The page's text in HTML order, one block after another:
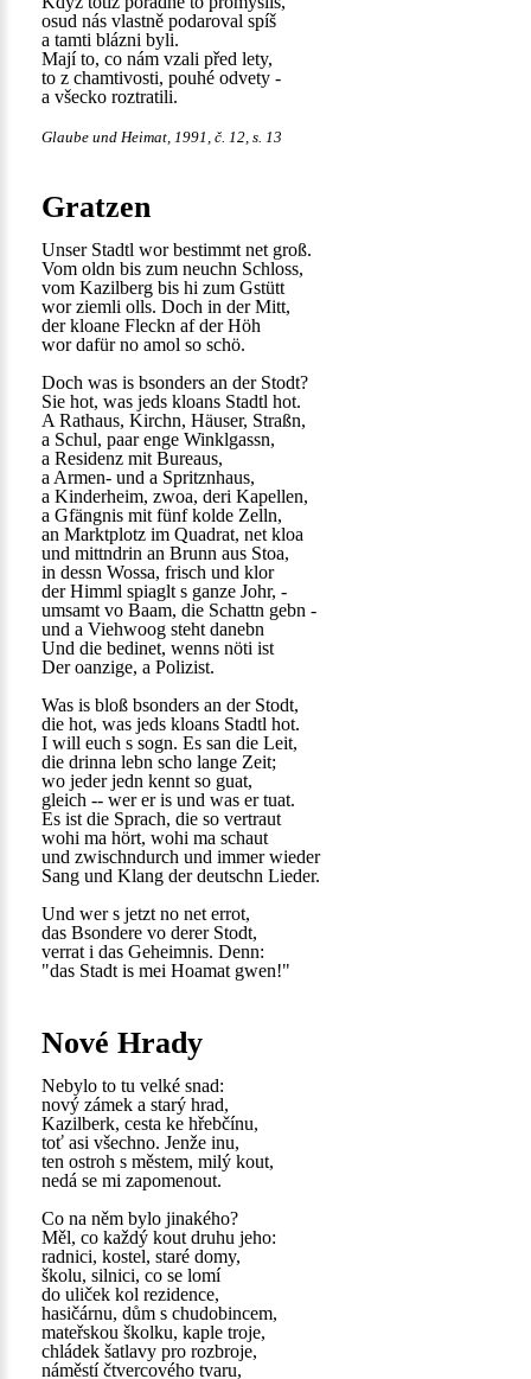
osud nás vlastně podaroval spíš
a tamti blázni byli.
Mají to, co nám vzali před lety,
to z chamtivosti, pouhé odvety -
a všecko roztratili.
Glaube und Heimat, 1991, č. 12, s. 13
Gratzen
Unser Stadtl wor bestimmt net groß.
Vom oldn bis zum neuchn Schloss,
vom Kazilberg bis hi zum Gstütt
wor ziemli olls. Doch in der Mitt,
der kloane Fleckn af der Höh
wor dafür no amol so schö.
Doch was is bsonders an der Stodt?
Sie hot, was jeds kloans Stadtl hot.
A Rathaus, Kirchn, Häuser, Straßn,
a Schul, paar enge Winklgassn,
a Residenz mit Bureaus,
a Armen- und a Spritznhaus,
a Kinderheim, zwoa, deri Kapellen,
a Gfängnis mit fünf kolde Zelln,
an Marktplotz im Quadrat, net kloa
und mittndrin an Brunn aus Stoa,
in dessn Wossa, frisch und klor
der Himml spiaglt s ganze Johr, -
umsamt vo Baam, die Schattn gebn -
und a Viehwoog steht danebn
Und die bedinet, wenns nöti ist
Der oanzige, a Polizist.
Was is bloß bsonders an der Stodt,
die hot, was jeds kloans Stadtl hot.
I will euch s sogn. Es san die Leit,
die drinna lebn scho lange Zeit;
wo jeder jedn kennt so guat,
gleich -- wer er is und was er tuat.
Es ist die Sprach, die so vertraut
wohi ma hört, wohi ma schaut
und zwischndurch und immer wieder
Sang und Klang der deutschn Lieder.
Und wer s jetzt no net errot,
das Bsondere vo derer Stodt,
verrat i das Geheimnis. Denn:
"das Stadt is mei Hoamat gwen!"
Nové Hrady
Nebylo to tu velké snad:
nový zámek a starý hrad,
Kazilberk, cesta ke hřebčínu,
toť asi všechno. Jenže inu,
ten ostroh s městem, milý kout,
nedá se mi zapomenout.
Co na něm bylo jinakého?
Měl, co každý kout druhu jeho:
radnici, kostel, staré domy,
školu, silnici, co se lomí
do uliček kol rezidence,
hasičárnu, dům s chudobincem,
mateřskou školku, kaple troje,
chládek šatlavy pro rozbroje,
náměstí čtvercového tvaru,